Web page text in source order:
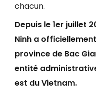
chacun.
Depuis le 1er juillet
Ninh a
province de Bac
entité
est du Vietnam.